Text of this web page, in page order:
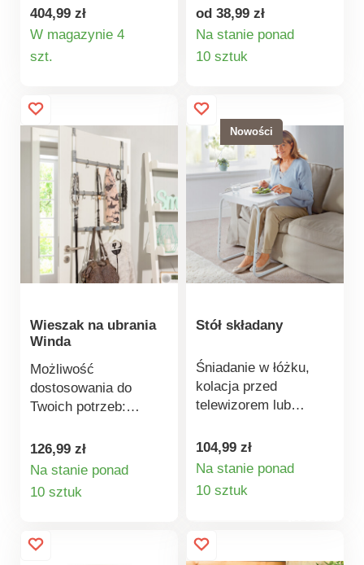
Tapicerowane
siedzisko jest proste i
może być lekko
pochylone do przodu -
zsiadania z krzesła.
wysunąć po obu
stronach i
zdemontować razem z
oparciem dla większej
swobody ruchów.
404,99 zł
W magazynie 4
szt.
dekoracji! Na tej małej
ławeczce wszystko
również cudownie
wygląda na zewnątrz -
roku!
od 38,99 zł
Na stanie ponad
10 sztuk
Wieszak na ubrania
Winda
Możliwość
dostosowania do
Twoich potrzeb:
nad drzwiami z 3
poziomami na ubrania,
torby, paski, szaliki
itp. Dzięki
wysokości nadaje się
126,99 zł
Na stanie ponad
10 sztuk
Nowości
Stół składany
Śniadanie w łóżku,
kolacja przed
telewizorem lub
sofie – ten
wszechstronny
pomocnik do każdego
celu jest zawsze pod
wysokości. Łatwy w
czyszczeniu blat z 3
104,99 zł
Na stanie ponad
10 sztuk